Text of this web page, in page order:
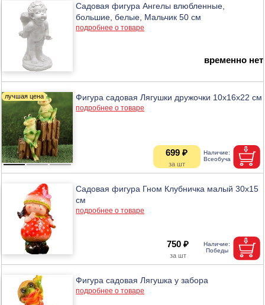
Садовая фигура Ангелы влюбленные,
большие, белые, Мальчик 50 см
подробнее о товаре
временно нет
Фигура садовая Лягушки дружочки 10х16х22 см
подробнее о товаре
699 ₽
Садовая фигура Гном Клубничка малый 30х15
см
подробнее о товаре
750 ₽
Фигура садовая Лягушка у забора
подробнее о товаре